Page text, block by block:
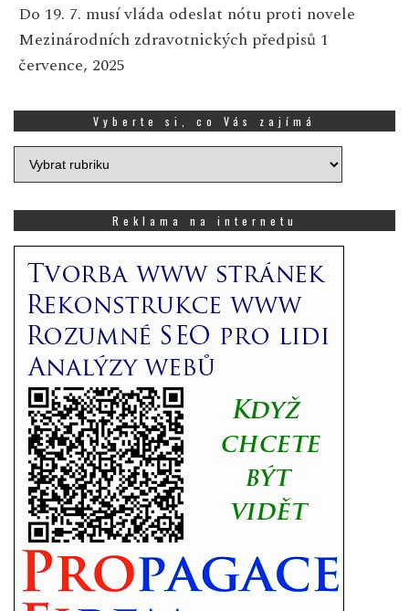
Do 19. 7. musí vláda odeslat nótu proti novele
Mezinárodních zdravotnických předpisů 1
července, 2025
Vyberte si, co Vás zajímá
Vyberte
si,
zajímá
Reklama na internetu